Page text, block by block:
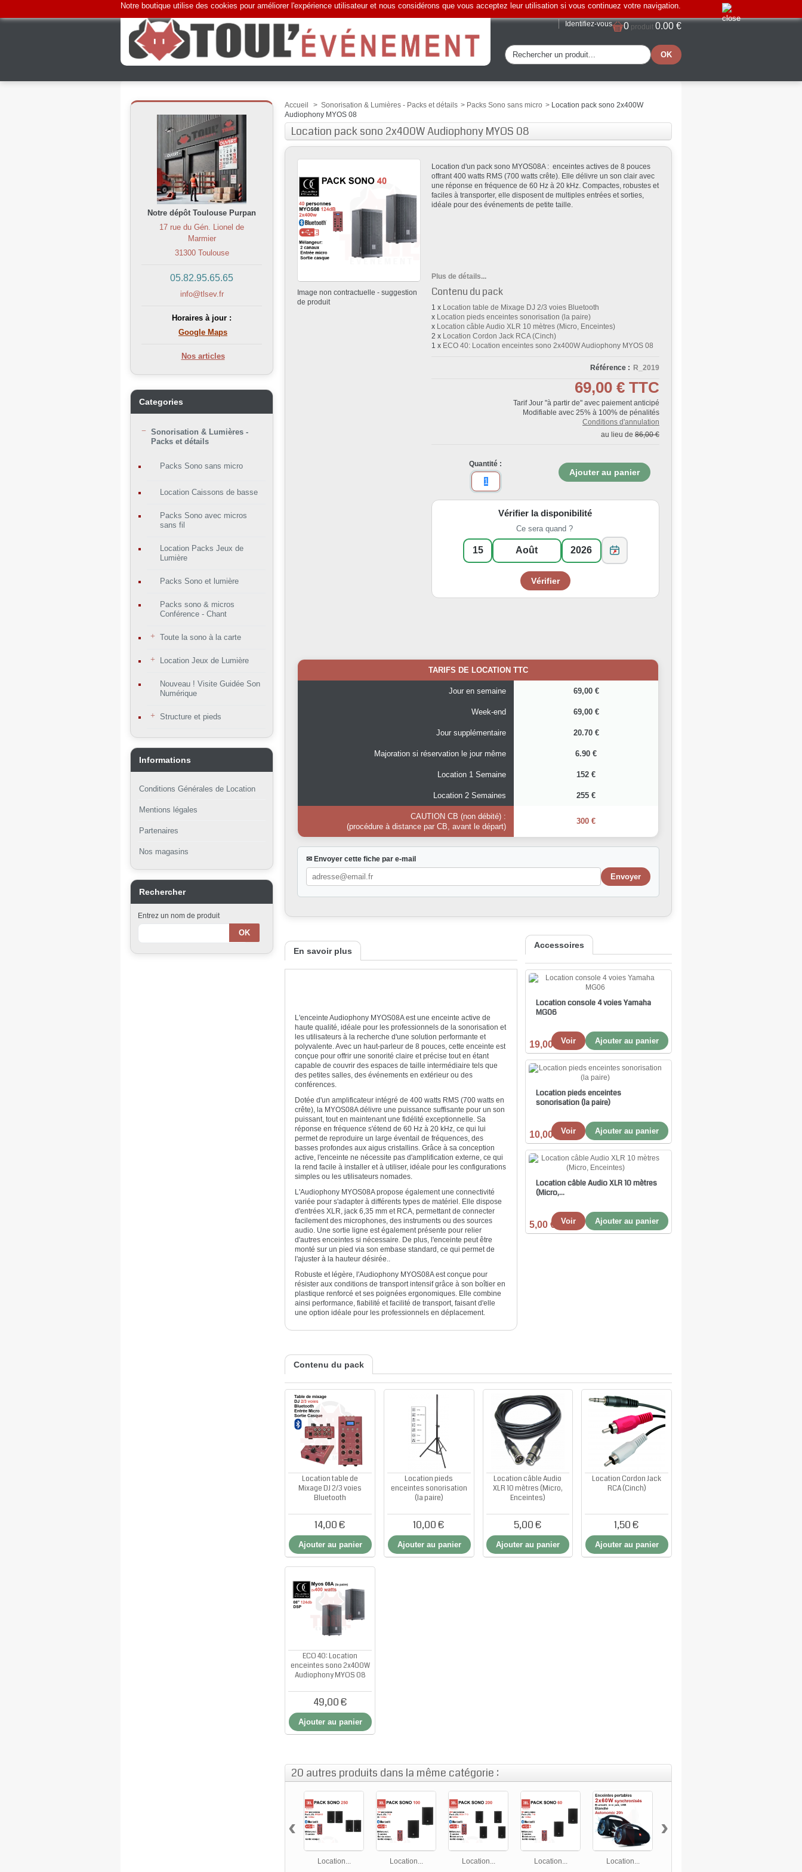
Identifiez-vous 0 produit 0.00 €
Notre boutique utilise des cookies pour améliorer l'expérience utilisateur et nous considérons que vous acceptez leur utilisation si vous continuez votre navigation.
Notre dépôt Toulouse Purpan
17 rue du Gén. Lionel de
Marmier
31300 Toulouse
05.82.95.65.65
info@tlsev.fr
Horaires à jour :
Google Maps
Nos articles
Categories
Sonorisation & Lumières -
Packs et détails
Packs Sono sans micro
Location Caissons de basse
Packs Sono avec micros
sans fil
Location Packs Jeux de
Lumière
Packs Sono et lumière
Packs sono & micros
Conférence - Chant
Toute la sono à la carte
Location Jeux de Lumière
Nouveau ! Visite Guidée Son
Numérique
Structure et pieds
Informations
Conditions Générales de Location
Mentions légales
Partenaires
Nos magasins
Rechercher
Entrez un nom de produit
Accueil > Sonorisation & Lumières - Packs et détails > Packs Sono sans micro > Location pack sono 2x400W
Audiophony MYOS 08
Location pack sono 2x400W Audiophony MYOS 08
Image non contractuelle - suggestion
de produit
Location d'un pack sono MYOS08A : enceintes actives de 8 pouces
offrant 400 watts RMS (700 watts crête). Elle délivre un son clair avec
une réponse en fréquence de 60 Hz à 20 kHz. Compactes, robustes et
faciles à transporter, elle disposent de multiples entrées et sorties,
idéale pour des événements de petite taille.
Plus de détails...
Contenu du pack
1 x Location table de Mixage DJ 2/3 voies Bluetooth
x Location pieds enceintes sonorisation (la paire)
x Location câble Audio XLR 10 mètres (Micro, Enceintes)
2 x Location Cordon Jack RCA (Cinch)
1 x ECO 40: Location enceintes sono 2x400W Audiophony MYOS 08
Référence : R_2019
69,00 € TTC
Tarif Jour "à partir de" avec paiement anticipé
Modifiable avec 25% à 100% de pénalités
Conditions d'annulation
au lieu de 86,00 €
Quantité :
Vérifier la disponibilité
Ce sera quand ?
TARIFS DE LOCATION TTC
Jour en semaine 69,00 €
Week-end 69,00 €
Jour supplémentaire 20.70 €
Majoration si réservation le jour même 6.90 €
Location 1 Semaine 152 €
Location 2 Semaines 255 €
CAUTION CB (non débité) :
(procédure à distance par CB, avant le départ)
300 €
✉ Envoyer cette fiche par e-mail
En savoir plus
L'enceinte Audiophony MYOS08A est une enceinte active de
haute qualité, idéale pour les professionnels de la sonorisation et
les utilisateurs à la recherche d'une solution performante et
polyvalente. Avec un haut-parleur de 8 pouces, cette enceinte est
conçue pour offrir une sonorité claire et précise tout en étant
capable de couvrir des espaces de taille intermédiaire tels que
des petites salles, des événements en extérieur ou des
conférences.
Dotée d'un amplificateur intégré de 400 watts RMS (700 watts en
crête), la MYOS08A délivre une puissance suffisante pour un son
puissant, tout en maintenant une fidélité exceptionnelle. Sa
réponse en fréquence s'étend de 60 Hz à 20 kHz, ce qui lui
permet de reproduire un large éventail de fréquences, des
basses profondes aux aigus cristallins. Grâce à sa conception
active, l'enceinte ne nécessite pas d'amplification externe, ce qui
la rend facile à installer et à utiliser, idéale pour les configurations
simples ou les utilisateurs nomades.
L'Audiophony MYOS08A propose également une connectivité
variée pour s'adapter à différents types de matériel. Elle dispose
d'entrées XLR, jack 6,35 mm et RCA, permettant de connecter
facilement des microphones, des instruments ou des sources
audio. Une sortie ligne est également présente pour relier
d'autres enceintes si nécessaire. De plus, l'enceinte peut être
monté sur un pied via son embase standard, ce qui permet de
l'ajuster à la hauteur désirée..
Robuste et légère, l'Audiophony MYOS08A est conçue pour
résister aux conditions de transport intensif grâce à son boîtier en
plastique renforcé et ses poignées ergonomiques. Elle combine
ainsi performance, fiabilité et facilité de transport, faisant d'elle
une option idéale pour les professionnels en déplacement.
Accessoires
Location console 4 voies Yamaha
MG06
19,00 € Ajouter au panier
Voir
Location pieds enceintes
sonorisation (la paire)
10,00 € Ajouter au panier
Voir
Location câble Audio XLR 10 mètres
(Micro,...
5,00 € Ajouter au panier
Voir
Contenu du pack
Location table de
Mixage DJ 2/3 voies
Bluetooth
14,00 €
Ajouter au panier
Location pieds
enceintes sonorisation
(la paire)
10,00 €
Ajouter au panier
Location câble Audio
XLR 10 mètres (Micro,
Enceintes)
5,00 €
Ajouter au panier
Location Cordon Jack
RCA (Cinch)
1,50 €
Ajouter au panier
ECO 40: Location
enceintes sono 2x400W
Audiophony MYOS 08
49,00 €
Ajouter au panier
20 autres produits dans la même catégorie :
Location... Location... Location... Location... Location...
‹ ›